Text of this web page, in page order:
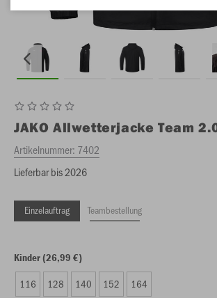
JAKO Allwetterjacke Team
Artikelnummer: 7402
Lieferbar bis 2026
Einzelauftrag Teambestellung
Kinder (26,99 €)
116 128 140 152 164